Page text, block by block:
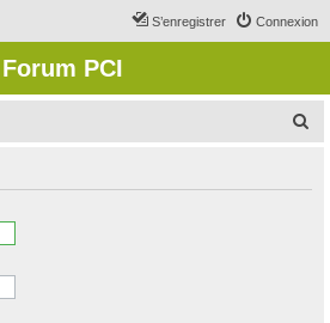
Connexion
S’enregistrer
Forum PCI